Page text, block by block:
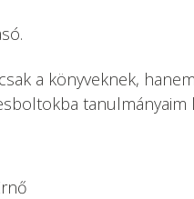
a könyveknek,
tanulmányaim